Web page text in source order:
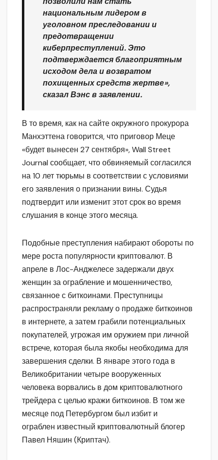
национальным лидером в
уголовном преследовании и
предотвращении
киберпреступлений. Это
подтверждается благоприятным
исходом дела и возвратом
похищенных средств жертве»,
сказал Вэнс в заявлении.
В то время, как на сайте окружного прокурора
Манхэттена говорится, что приговор Меце
«будет вынесен 27 сентября», Wall Street
Journal сообщает, что обвиняемый согласился
на 10 лет тюрьмы в соответствии с условиями
его заявления о признании вины. Судья
подтвердит или изменит этот срок во время
слушания в конце этого месяца.
Подобные преступления набирают обороты по
мере роста популярности криптовалют. В
апреле в Лос-Анджелесе задержали двух
женщин за ограбление и мошенничество,
связанное с биткоинами. Преступницы
распространяли рекламу о продаже биткоинов
в интернете, а затем грабили потенциальных
покупателей, угрожая им оружием при личной
встрече, которая была якобы необходима для
завершения сделки. В январе этого года в
Великобритании четыре вооруженных
человека ворвались в дом криптовалютного
трейдера с целью кражи биткоинов. В том же
месяце под Петербургом был избит и
ограблен известный криптовалютный блогер
Павел Няшин (Криптач).